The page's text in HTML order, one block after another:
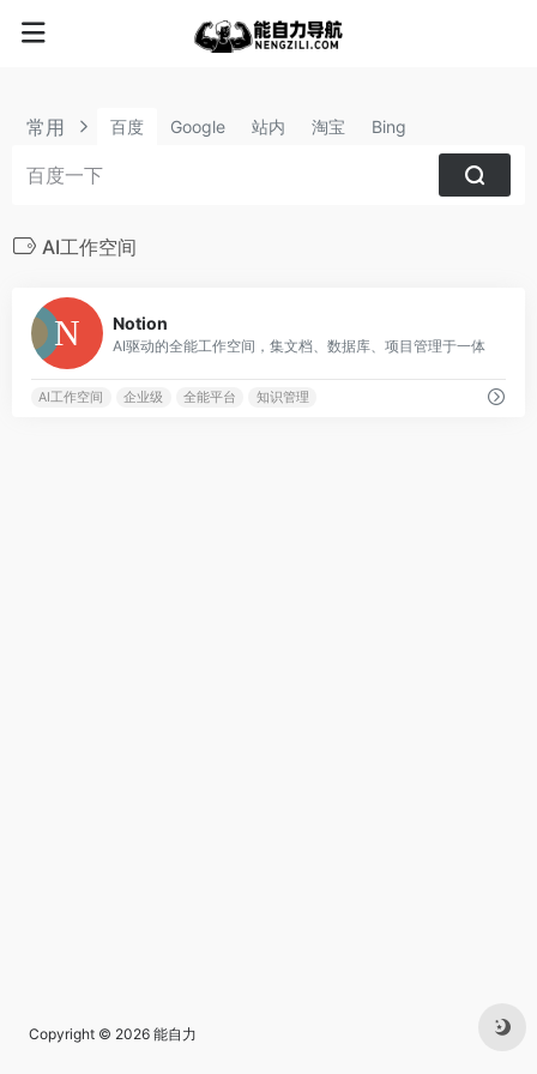
常用 百度 Google 站内 淘宝 Bing
AI工作空间
Notion
AI驱动的全能工作空间，集文档、数据库、项目管理于一体
AI工作空间 企业级 全能平台 知识管理
Copyright © 2026 能自力